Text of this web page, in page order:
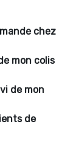
chez
mon colis
de mon
de